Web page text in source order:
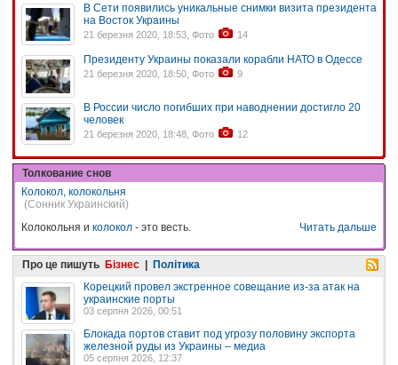
В Сети появились уникальные снимки визита президента
на Восток Украины
21 березня 2020, 18:53, Фото 14
Президенту Украины показали корабли НАТО в Одессе
21 березня 2020, 18:50, Фото 9
В России число погибших при наводнении достигло 20
человек
21 березня 2020, 18:48, Фото 12
Толкование снов
Колокол, колокольня
(Сонник Украинский)
Колокольня и колокол - это весть. Читать дальше
Про це пишуть Бізнес | Політика
Корецкий провел экстренное совещание из-за атак на
украинские порты
03 серпня 2026, 00:51
Блокада портов ставит под угрозу половину экспорта
железной руды из Украины – медиа
05 серпня 2026, 12:37